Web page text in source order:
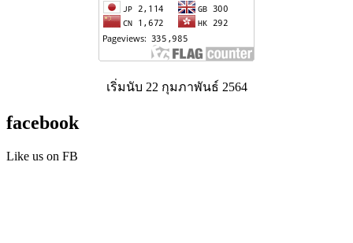
เริ่มนับ 22 กุมภาพันธ์ 2564
facebook
Like us on FB